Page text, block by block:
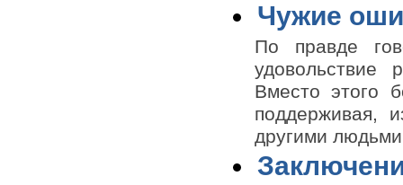
Чужие
По правде
удовольствие
Вместо этого
поддерживая,
другими